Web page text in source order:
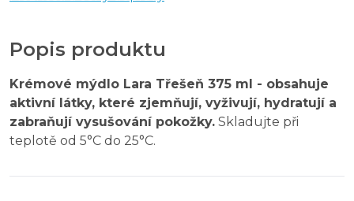
Popis produktu
Krémové mýdlo Lara Třešeň 375 ml - obsahuje
aktivní látky, které zjemňují, vyživují, hydratují a
zabraňují vysušování pokožky. Skladujte při
teplotě od 5°C do 25°C.